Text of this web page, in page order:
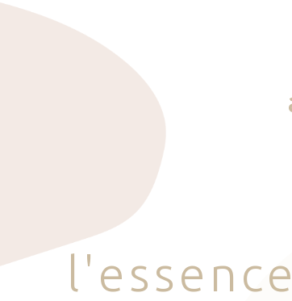
l 'esse nce